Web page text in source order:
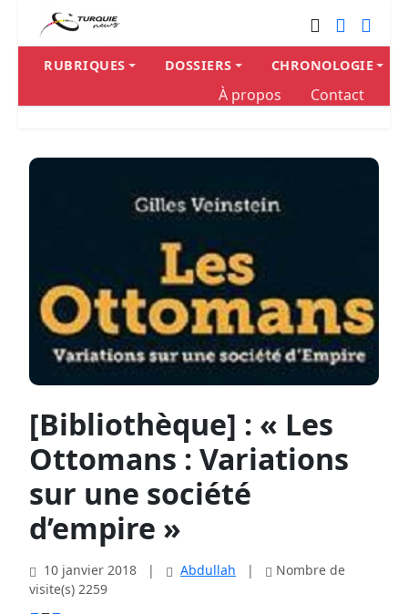
RUBRIQUES DOSSIERS CHRONOLOGIE
À propos Contact
[Bibliothèque] : « Les
Ottomans : Variations
sur une société
d’empire »
10 janvier 2018 | Abdullah |
Nombre de
visite(s) 2259